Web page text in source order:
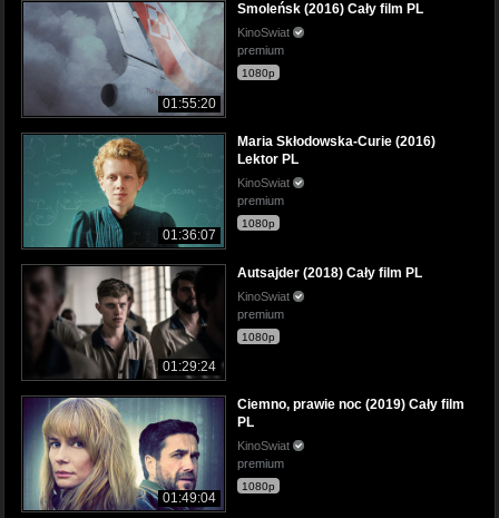
01:55:20
Smoleńsk (2016) Cały film PL
KinoSwiat
premium
1080p
01:36:07
Maria Skłodowska-Curie (2016)
Lektor PL
KinoSwiat
premium
1080p
01:29:24
Autsajder (2018) Cały film PL
KinoSwiat
premium
1080p
01:49:04
Ciemno, prawie noc (2019) Cały film
PL
KinoSwiat
premium
1080p